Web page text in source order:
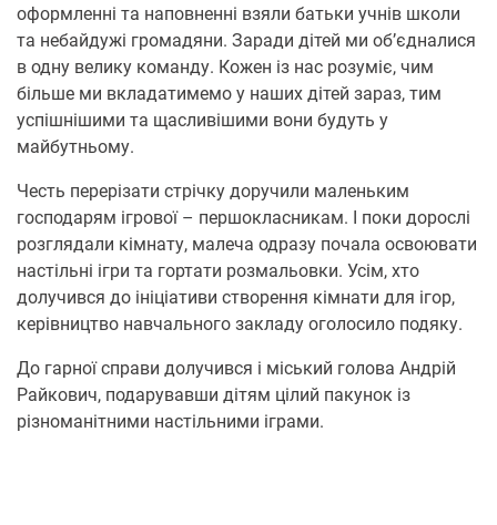
оформленні та наповненні взяли батьки учнів школи
та небайдужі громадяни. Заради дітей ми об’єдналися
в одну велику команду. Кожен із нас розуміє, чим
більше ми вкладатимемо у наших дітей зараз, тим
успішнішими та щасливішими вони будуть у
майбутньому.
Честь перерізати стрічку доручили маленьким
господарям ігрової – першокласникам. І поки дорослі
розглядали кімнату, малеча одразу почала освоювати
настільні ігри та гортати розмальовки. Усім, хто
долучився до ініціативи створення кімнати для ігор,
керівництво навчального закладу оголосило подяку.
До гарної справи долучився і міський голова Андрій
Райкович, подарувавши дітям цілий пакунок із
різноманітними настільними іграми.